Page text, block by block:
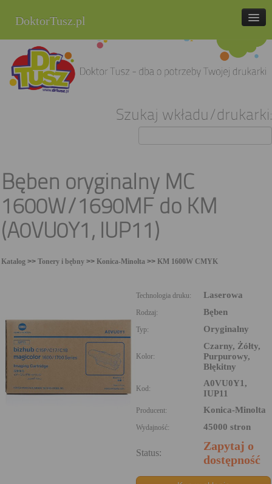
DoktorTusz.pl
tel. 857 337 337
Strona główna
Kontakt
Szukaj wkładu/drukarki:
Bęben oryginalny MC
1600W/1690MF do KM
(A0VU0Y1, IUP11)
Katalog >> Tonery i bębny >> Konica-Minolta >> KM 1600W CMYK
Technologia druku: Laserowa
Rodzaj: Bęben
Typ: Oryginalny
Kolor:
Czarny, Żółty,
Purpurowy,
Błękitny
Kod:
A0VU0Y1,
IUP11
Producent: Konica-Minolta
Wydajność: 45000 stron
Status:
Zapytaj o
dostępność